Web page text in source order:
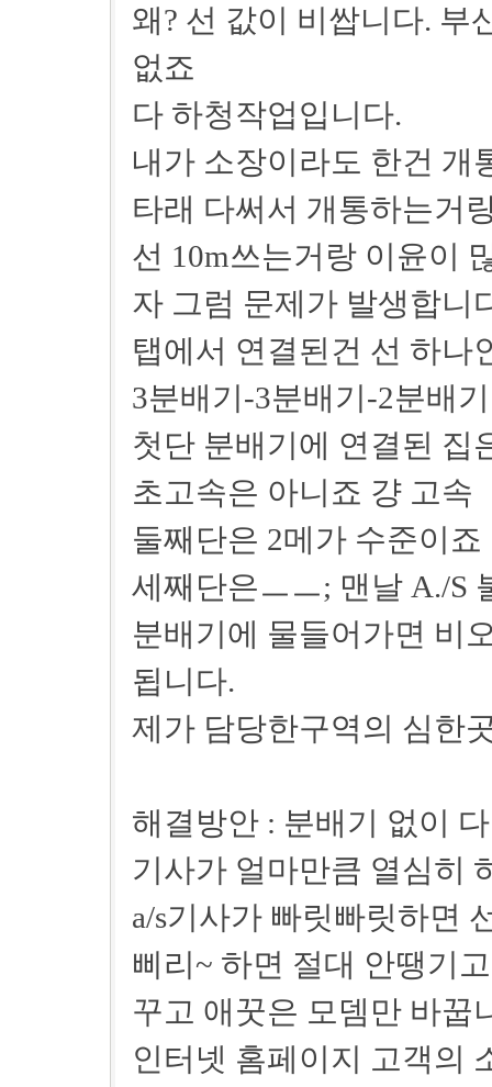
왜? 선 값이 비쌉니다. 부
없죠
다 하청작업입니다.
내가 소장이라도 한건 개
타래 다써서 개통하는거
선 10m쓰는거랑 이윤이
자 그럼 문제가 발생합니
탭에서 연결된건 선 하나
3분배기-3분배기-2분배기
첫단 분배기에 연결된 집
초고속은 아니죠 걍 고속
둘째단은 2메가 수준이죠
세째단은ㅡㅡ; 맨날 A./S
분배기에 물들어가면 비
됩니다.
제가 담당한구역의 심한
해결방안 : 분배기 없이
기사가 얼마만큼 열심히
a/s기사가 빠릿빠릿하면
삐리~ 하면 절대 안땡기
꾸고 애꿋은 모뎀만 바꿉
인터넷 홈페이지 고객의